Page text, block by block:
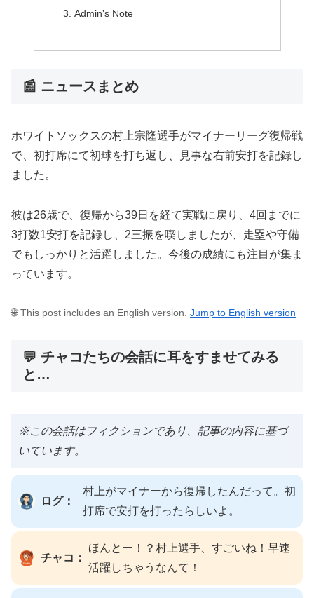
Admin’s Note
📰 ニュースまとめ
ホワイトソックスの村上宗隆選手がマイナーリーグ復帰戦
で、初打席にて初球を打ち返し、見事な右前安打を記録し
ました。
彼は26歳で、復帰から39日を経て実戦に戻り、4回までに
3打数1安打を記録し、2三振を喫しましたが、走塁や守備
でもしっかりと活躍しました。今後の成績にも注目が集ま
っています。
🌐 This post includes an English version. Jump to English version
💬 チャコたちの会話に耳をすませてみる
と…
※この会話はフィクションであり、記事の内容に基づ
いています。
ログ：
村上がマイナーから復帰したんだって。初
打席で安打を打ったらしいよ。
チャコ：
ほんとー！？村上選手、すごいね！早速
活躍しちゃうなんて！